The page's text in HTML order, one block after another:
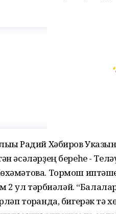
Радий Хәбиров
әсәләрҙең береһе -
Тормош
2 ул тәрбиәләй.
торғанда, бигерәк тә